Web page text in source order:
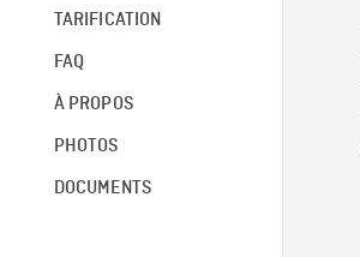
TARIFICATION
FAQ
À PROPOS
PHOTOS
DOCUMENTS